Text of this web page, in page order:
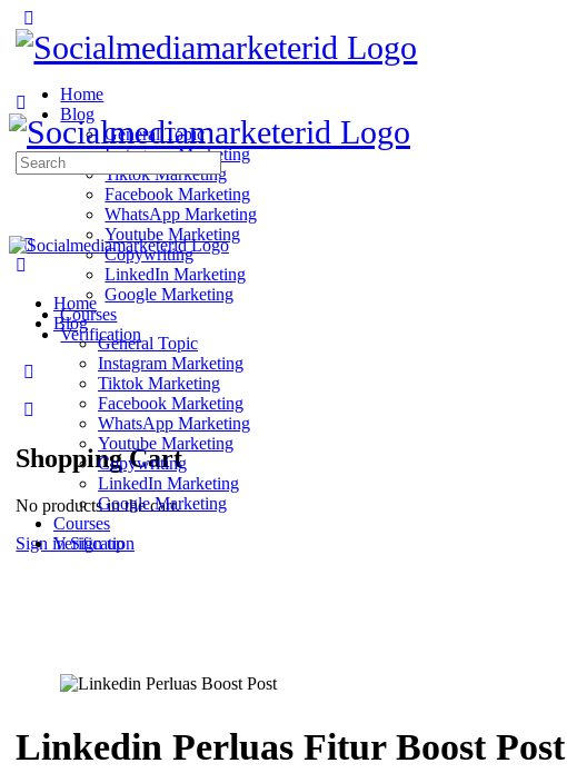
Home
Blog
General Topic
Instagram Marketing
Tiktok Marketing
Facebook Marketing
WhatsApp Marketing
Youtube Marketing
Copywriting
LinkedIn Marketing
Google Marketing
Courses
Verification
Shopping Cart
No products in the cart.
Sign in Sign up
Search
for:
Home
Blog
General Topic
Instagram Marketing
Tiktok Marketing
Facebook Marketing
WhatsApp Marketing
Youtube Marketing
Copywriting
LinkedIn Marketing
Google Marketing
Courses
Verification
Linkedin Perluas Fitur Boost Post